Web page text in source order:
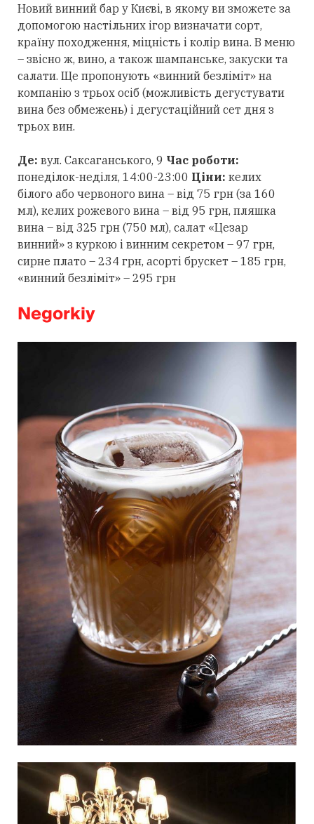
Новий винний бар у Києві, в якому ви зможете за
допомогою настільних ігор визначати сорт,
країну походження, міцність і колір вина. В меню
– звісно ж, вино, а також шампанське, закуски та
салати. Ще пропонують «винний безліміт» на
компанію з трьох осіб (можливість дегустувати
вина без обмежень) і дегустаційний сет дня з
трьох вин.
Де: вул. Саксаганського, 9 Час роботи:
понеділок-неділя, 14:00-23:00 Ціни: келих
білого або червоного вина – від 75 грн (за 160
мл), келих рожевого вина – від 95 грн, пляшка
вина – від 325 грн (750 мл), салат «Цезар
винний» з куркою і винним секретом – 97 грн,
сирне плато – 234 грн, асорті брускет – 185 грн,
«винний безліміт» – 295 грн
Negorkiy